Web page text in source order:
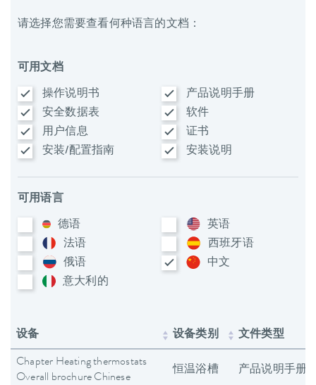
请选择您需要查看何种语言的文档：
可用文档
操作说明书
产品说明手册
安全数据表
软件
用户信息
证书
安装/配置指南
安装说明
可用语言
德语
英语
法语
西班牙语
俄语
中文
意大利​的
设备 设备类别 文件类型
Chapter Heating thermostats
Overall brochure Chinese
恒温浴槽 产品说明手册